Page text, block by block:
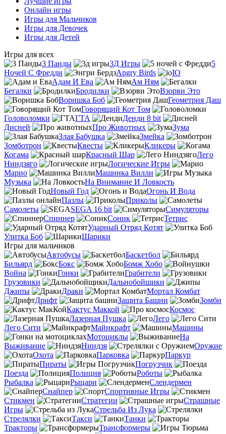
Онлайн игры
Игры для Мальчиков
Игры для Девочек
Игры для Детей
Игры для всех
3 Панды
3Д Игры
5
Ночей С Фредди
Angry Birds
IO
Адам И Ева
Ам Ням
Бегалки
Бродилки
Взорви Это
Воришка Боб
Геометрия Даш
Говорящий Кот Том
Головоломки
ГТА
Денди 8 bit
Дисней
Про Животных
Зума
Злая Бабушка
Змейка
Зомботрон
Квесты
Кликеры
Когама
Красный Шар
Лего
Ниндзяго
Логические Игры
Марио
Машинка Вилли
Музыка
На Внимание И Ловкость
Новый Год
Огонь И Вода
Пазлы
Приколы
Самолеты
SEGA 16 bit
Симуляторы
Спиннер
Соник
Тетрис
Ударный Отряд Котят
Улитка Боб
Шарики
Игры для мальчиков
Автобусы
Баскетбол
Бильярд
Бокс
Бомж Хобо
Война
Гонки
Грабители
Грузовики
Дальнобойщики
Джипы
Драки
Мортал Комбат
Дрифт
Защита Башни
Зомби
Кактус Маккой
Космос
Лазерная Пушка
Лего
Лего Сити
Майнкрафт
Машины
Мотоциклы
На
Выживание
Ниндзя
Оружие
Охота
Парковка
Паркур
Пираты
Погрузчик
Поезда
Полиция
Роботы
Рыбалка
Рыцари
Слендермен
Снайпер
Спортивные Игры
Стикмен
Стратегии
Страшные
Игры
Стрельба Из Лука
Стрелялки
Такси
Танки
Тракторы
Трансформеры